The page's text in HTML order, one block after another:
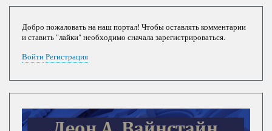
Добро пожаловать на наш портал! Чтобы оставлять комментарии
и ставить "лайки" необходимо сначала зарегистрироваться.
ВойтиРегистрация